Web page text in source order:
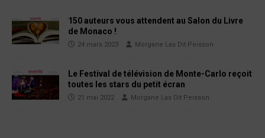
150 auteurs vous attendent au Salon du Livre
de Monaco !
24 mars 2023 Morgane Las Dit Peisson
Le Festival de télévision de Monte-Carlo reçoit
toutes les stars du petit écran
21 mai 2022 Morgane Las Dit Peisson